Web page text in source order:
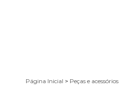
Página Inicial > Peças e acessórios